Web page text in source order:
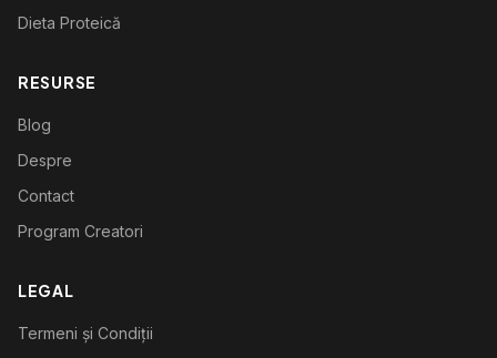
Dieta Proteică
RESURSE
Blog
Despre
Contact
Program Creatori
LEGAL
Termeni și Condiții